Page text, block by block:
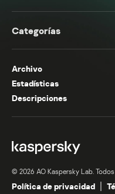
Categorías
Archivo
Estadísticas
Descripciones
© 2026 AO Kaspersky Lab.
Política de privacidad